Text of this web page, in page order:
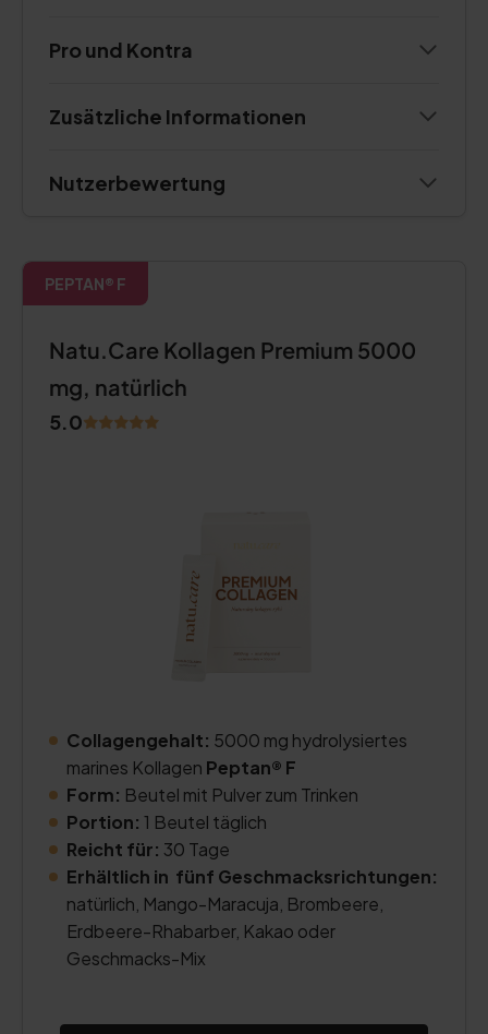
Pro und Kontra
Zusätzliche Informationen
Nutzerbewertung
PEPTAN® F
Natu.Care Kollagen Premium 5000
mg, natürlich
5.0
Collagengehalt: 5000 mg hydrolysiertes
marines Kollagen Peptan® F
Form: Beutel mit Pulver zum Trinken
Portion: 1 Beutel täglich
Reicht für: 30 Tage
Erhältlich in fünf Geschmacksrichtungen:
natürlich, Mango-Maracuja, Brombeere,
Erdbeere-Rhabarber, Kakao oder
Geschmacks-Mix